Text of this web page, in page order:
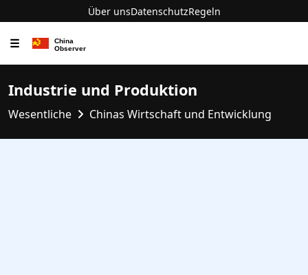
Über unsDatenschutzRegeln
☰
Industrie und Produktion
Wesentliche Chinas Wirtschaft und Entwicklung